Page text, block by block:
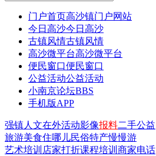
门户首页高沙镇门户网站
今日高沙今日高沙
古镇风情古镇风情
高沙微平台高沙微平台
便民窗口便民窗口
公益活动公益活动
小南京论坛BBS
手机版APP
强镇人文在外活动影像报料二手公益
旅游美食住哪儿民俗特产慢慢游
艺术培训 店家打折课程培训 商家电话